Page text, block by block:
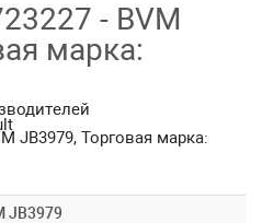
- BVM
марка:
JB3979, Торговая марка:
JB3979